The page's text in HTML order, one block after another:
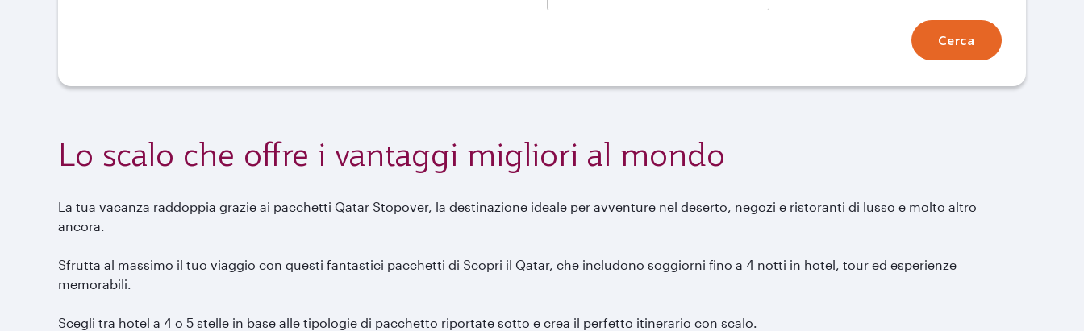
Cerca
Lo scalo che offre i vantaggi migliori al mondo
La tua vacanza raddoppia grazie ai pacchetti Qatar Stopover, la destinazione ideale per avventure nel deserto, negozi e ristoranti di lusso e molto altro
ancora.
Sfrutta al massimo il tuo viaggio con questi fantastici pacchetti di Scopri il Qatar, che includono soggiorni fino a 4 notti in hotel, tour ed esperienze
memorabili.
Scegli tra hotel a 4 o 5 stelle in base alle tipologie di pacchetto riportate sotto e crea il perfetto itinerario con scalo.